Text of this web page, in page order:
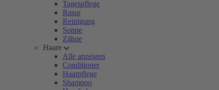
Tagespflege
Rasur
Reinigung
Sonne
Zähne
Haare
Alle anzeigen
Conditioner
Haarpflege
Shampoo